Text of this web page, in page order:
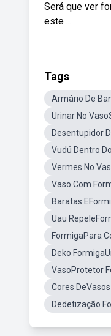
Será que ver
este ...
Tags
Armário De
Urinar No
Desentupidor
Vudú Dentro
Vermes No
Vaso Com
Baratas
Uau
FormigaPara
Deko
VasoProtetor
Cores
Dedetização